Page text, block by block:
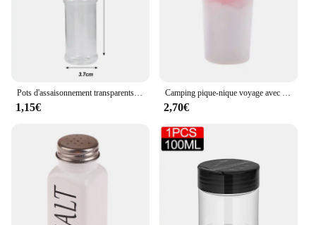
Pots d'assaisonnement transparents, salière, poivrière, bouteilles d'épices, boîtes de rangement de condiments, conteneur de stockage de poudre, outils de cuisine
1,15€
Camping pique-nique voyage avec couvercle outil de cuisine distributeur d'assaisonnement extérieur Mini boîte à déjeuner pot Portable salière et poivrière
2,70€